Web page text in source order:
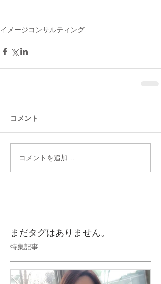
イメージコンサルティング
コメント
コメントを追加…
まだタグはありません。
特集記事